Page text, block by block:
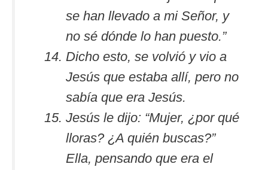
se han llevado a mi Señor, y
no sé dónde lo han puesto.”
Dicho esto, se volvió y vio a
Jesús que estaba allí, pero no
sabía que era Jesús.
Jesús le dijo: “Mujer, ¿por qué
lloras? ¿A quién buscas?”
Ella, pensando que era el